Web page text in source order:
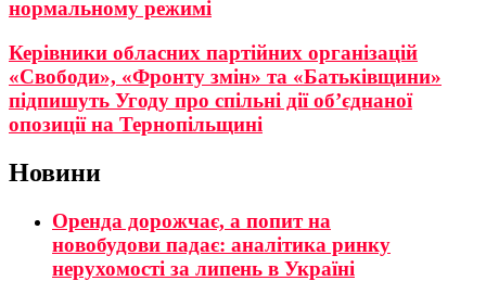
нормальному режимі
Керівники обласних партійних організацій
«Свободи», «Фронту змін» та «Батьківщини»
підпишуть Угоду про спільні дії об’єднаної
опозиції на Тернопільщині
Новини
Оренда дорожчає, а попит на
новобудови падає: аналітика ринку
нерухомості за липень в Україні